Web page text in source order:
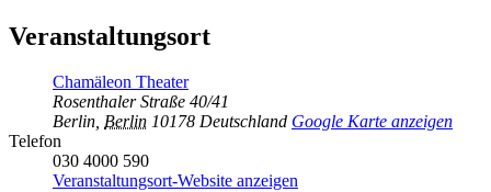
Veranstaltungsort
Chamäleon Theater
Rosenthaler Straße 40/41
Berlin, Berlin 10178 Deutschland Google Karte anzeigen
Telefon
030 4000 590
Veranstaltungsort-Website anzeigen